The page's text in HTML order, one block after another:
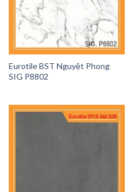
Eurotile BST Nguyệt Phong
SIG P8802